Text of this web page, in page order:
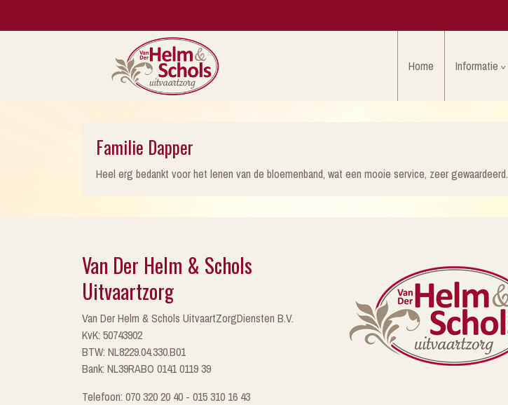
Home Informatie
Familie Dapper
Heel erg bedankt voor het lenen van de bloemenband, wat een mooie service, zeer gewaardeerd.
Van Der Helm & Schols
Uitvaartzorg
Van Der Helm & Schols UitvaartZorgDiensten B.V.
KvK: 50743902
BTW: NL8229.04.330.B01
Bank: NL39RABO 0141 0119 39
Telefoon: 070 320 20 40 - 015 310 16 43